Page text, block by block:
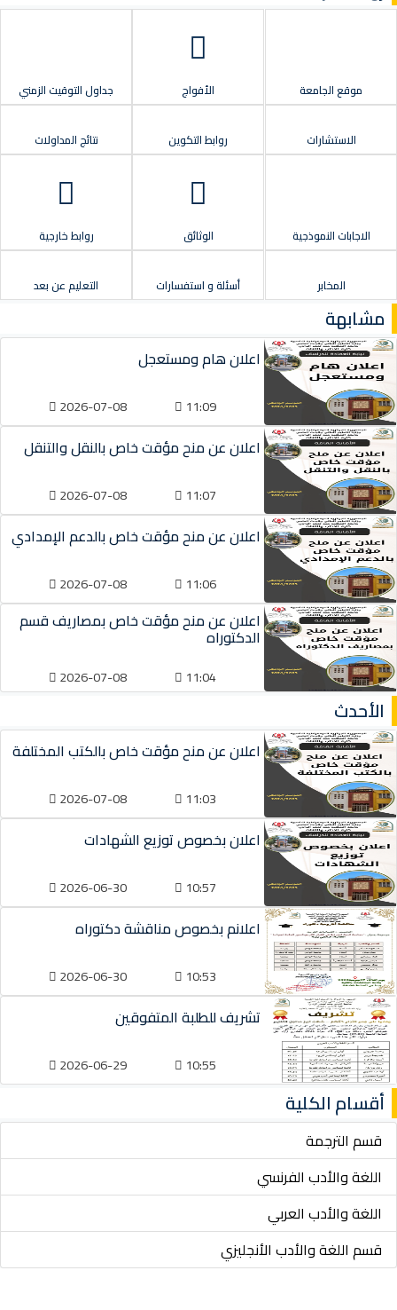
موقع الجامعة الأفواج جداول التوقيت الزمني
الاستشارات روابط التكوين نتائج المداولات
الاجابات النموذجية الوثائق روابط خارجية
المخابر أسئلة و استفسارات التعليم عن بعد
مشابهة
اعلان هام ومستعجل
11:09
2026-07-08
اعلان عن منح مؤقت خاص بالنقل والتنقل
11:07
2026-07-08
اعلان عن منح مؤقت خاص بالدعم الإمدادي
11:06
2026-07-08
اعلان عن منح مؤقت خاص بمصاريف قسم
الدكتوراه
11:04
2026-07-08
الأحدث
اعلان عن منح مؤقت خاص بالكتب المختلفة
11:03
2026-07-08
اعلان بخصوص توزيع الشهادات
10:57
2026-06-30
اعلانم بخصوص مناقشة دكتوراه
10:53
2026-06-30
تشريف للطلبة المتفوقين
10:55
2026-06-29
أقسام الكلية
قسم الترجمة
اللغة والأدب الفرنسي
اللغة والأدب العربي
قسم اللغة والأدب الأنجليزي